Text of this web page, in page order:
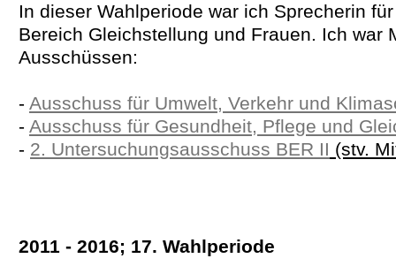
In dieser Wahlperiode war ich Sprecherin
Bereich Gleichstellung und Frauen. Ich war
Ausschüssen:
- Ausschuss für Umwelt, Verkehr und
- Ausschuss für Gesundheit, Pflege und
- 2. Untersuchungsausschuss BER II (stv.
2011 - 2016; 17. Wahlperiode